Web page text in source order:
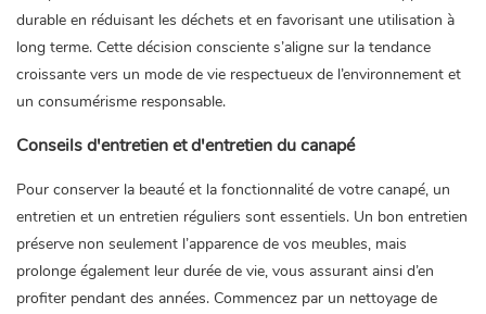
durable en réduisant les déchets et en favorisant une utilisation à
long terme. Cette décision consciente s’aligne sur la tendance
croissante vers un mode de vie respectueux de l’environnement et
un consumérisme responsable.
Conseils d'entretien et d'entretien du canapé
Pour conserver la beauté et la fonctionnalité de votre canapé, un
entretien et un entretien réguliers sont essentiels. Un bon entretien
préserve non seulement l’apparence de vos meubles, mais
prolonge également leur durée de vie, vous assurant ainsi d’en
profiter pendant des années. Commencez par un nettoyage de